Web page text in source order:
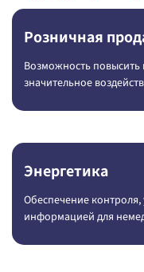
Розничная
Возможность повысить
значительное
Энергетика
Обеспечение
информацией для